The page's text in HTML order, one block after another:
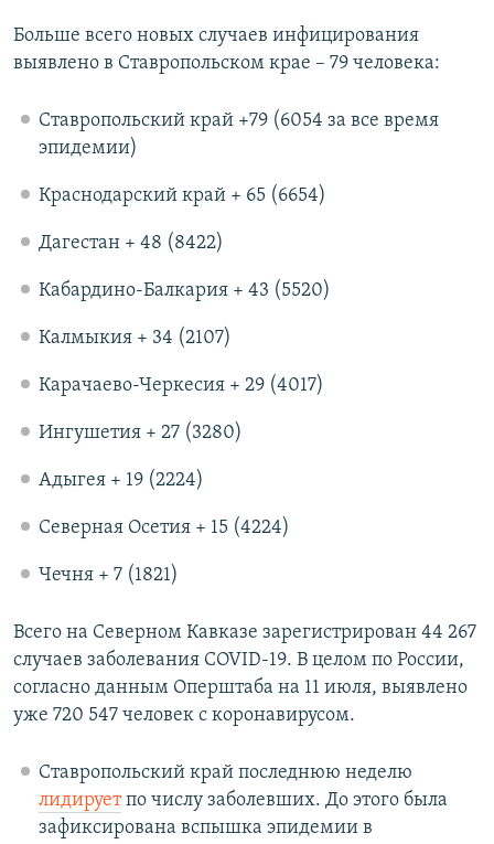
Больше всего новых случаев инфицирования
выявлено в Ставропольском крае – 79 человека:​
Ставропольский край +79 (6054 за все время
эпидемии)
Краснодарский край + 65 (6654)
Дагестан + 48 (8422)
Кабардино-Балкария + 43 (5520)
Калмыкия + 34 (2107)
Карачаево-Черкесия + 29 (4017)
Ингушетия + 27 (3280)
Адыгея + 19 (2224)
Северная Осетия + 15 (4224)
Чечня + 7 (1821)
Всего на Северном Кавказе зарегистрирован 44 267
случаев заболевания COVID-19. В целом по России,
согласно данным Оперштаба на 11 июля, выявлено
уже 720 547 человек с коронавирусом.
Ставропольский край последнюю неделю
лидируетпо числу заболевших. До этого была
зафиксирована вспышка эпидемии в